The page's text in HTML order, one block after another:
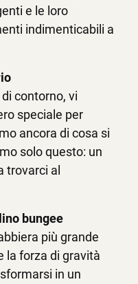
e le loro
indimenticabili a
contorno, vi
speciale per
ancora di cosa si
solo questo: un
trovarci al
bungee
più grande
la forza di gravità
in un